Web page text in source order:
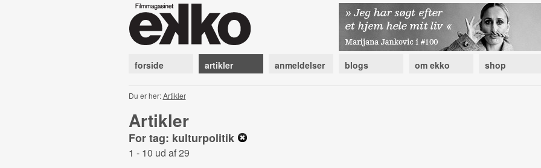
forside artikler anmeldelser blogs om ekko shop
Du er her:Artikler
Artikler
For tag: kulturpolitik
1 - 10 ud af 29